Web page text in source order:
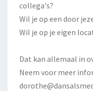
collega's?
Wil je op een door
Wil je op je eigen
Dat kan allemaal in
Neem voor meer